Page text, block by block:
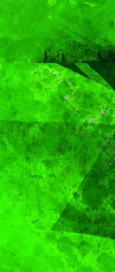
Pepe
MUNDO PORTADA
Aún